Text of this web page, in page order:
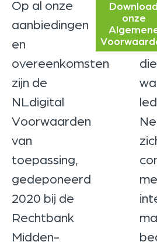
Op al onze
aanbiedingen
en
overeenkomsten
zijn de
NLdigital
Voorwaarden
van
toepassing,
gedeponeerd
2020 bij de
Rechtbank
Midden-
Download
onze